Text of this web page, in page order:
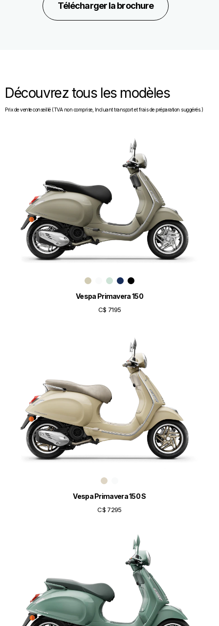
Télécharger la brochure
Découvrez tous les modèles
Prix de vente conseillé (TVA non comprise, Incluant transport et frais de préparation suggérés.)
Vespa Primavera 150
C$ 7195
Vespa Primavera 150 S
C$ 7295